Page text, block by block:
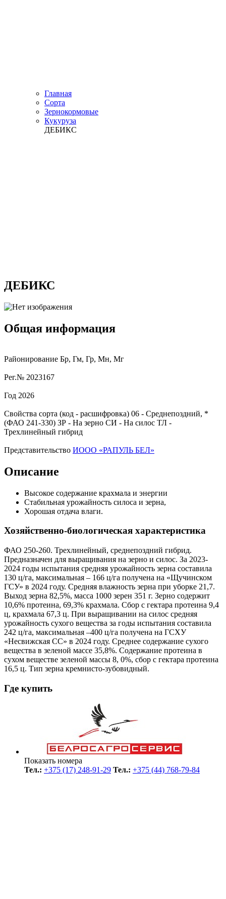
Главная
Сорта
Зернокормовые
Кукуруза
ДЕБИКС
ДЕБИКС
Общая информация
Районирование Бр, Гм, Гр, Мн, Мг
Рег.№ 2023167
Год 2026
Свойства сорта (код - расшифровка) 06 - Среднепоздний, *
(ФАО 241-330) ЗР - На зерно СИ - На силос ТЛ -
Трехлинейный гибрид
Представительство ИООО «РАПУЛЬ БЕЛ»
Описание
Высокое содержание крахмала и энергии
Cтабильная урожайность силоса и зерна,
Хорошая отдача влаги.
Хозяйственно-биологическая характеристика
ФАО 250-260. Трехлинейный, среднепоздний гибрид.
Предназначен для выращивания на зерно и силос. За 2023-
2024 годы испытания средняя урожайность зерна составила
130 ц/га, максимальная – 166 ц/га получена на «Щучинском
ГСУ» в 2024 году. Средняя влажность зерна при уборке 21,7.
Выход зерна 82,5%, масса 1000 зерен 351 г. Зерно содержит
10,6% протеина, 69,3% крахмала. Сбор с гектара протеина 9,4
ц, крахмала 67,3 ц. При выращивании на силос средняя
урожайность сухого вещества за годы испытания составила
242 ц/га, максимальная –400 ц/га получена на ГСХУ
«Несвижская СС» в 2024 году. Среднее содержание сухого
вещества в зеленой массе 35,8%. Содержание протеина в
сухом веществе зеленой массы 8, 0%, сбор с гектара протеина
16,5 ц. Тип зерна кремнисто-зубовидный.
Где купить
Показать номера
Тел.: +375 (17) 248-91-29 Тел.: +375 (44) 768-79-84